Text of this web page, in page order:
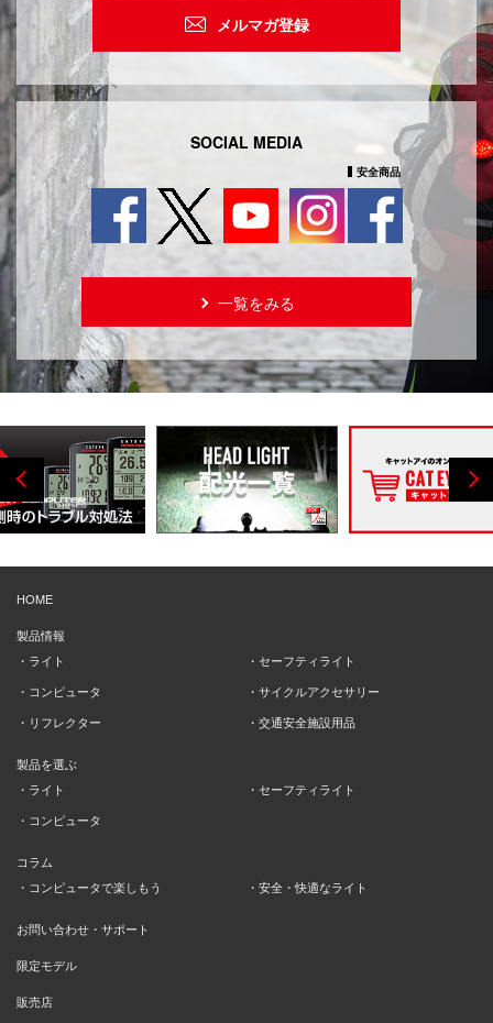
メルマガ登録
SOCIAL MEDIA
安全商品
一覧をみる
HOME
製品情報
ライト
セーフティライト
コンピュータ
サイクルアクセサリー
リフレクター
交通安全施設用品
製品を選ぶ
ライト
セーフティライト
コンピュータ
コラム
コンピュータで楽しもう
安全・快適なライト
お問い合わせ・サポート
限定モデル
販売店